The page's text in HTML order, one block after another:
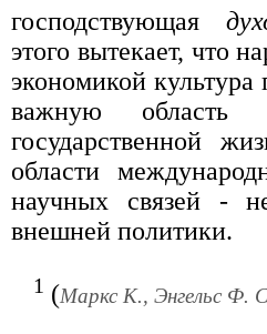
господствующая
этого вытекает, что
экономикой культура
важную область
государственной
области
научных связей -
внешней политики.
1 (Маркс К., Энгельс Ф.